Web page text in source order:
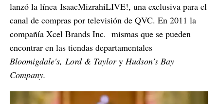
lanzó la línea IsaacMizrahiLIVE!, una exclusiva para el
canal de compras por televisión de QVC. En 2011 la
compañía Xcel Brands Inc. mismas que se pueden
encontrar en las tiendas departamentales
Bloomigdale's, Lord & Taylory Hudson’s Bay
Company.